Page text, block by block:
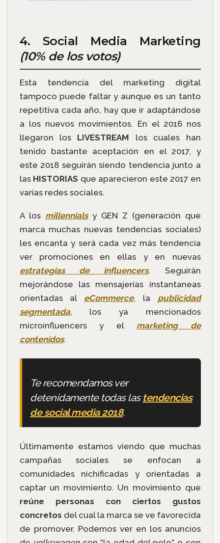
4. Social Media Marketing
(10% de los votos)
Esta tendencia del marketing digital
tampoco puede faltar y aunque es un tanto
repetitiva cada año, hay que ir adaptándose
a los nuevos movimientos. En el 2016 nos
llegaron los LIVESTREAM los cuales han
tenido bastante aceptación en el 2017, y
este 2018 seguirán siendo tendencia junto a
las HISTORIAS que aparecieron este 2017 en
varias redes sociales.
A los millennialsy GEN Z (generación que
marca muchas nuevas tendencias sociales)
les encanta y será cada vez más tendencia
ver promociones en ellas y en nuevas
estrategias de influencers. Seguirán
mejorándose las mensajerías instantaneas
orientadas al eCommerce, la publicidad
segmentada, los ya mencionados
microinfluencers y el marketing de
contenidos.
Te recomendamos ver
detenidamente todas las tendencias
de social media 2018.
Últimamente estamos viendo que muchas
campañas sociales se enfocan a
comunidades nichificadas y orientadas a
captar un movimiento. Un movimiento que
reúne personas con ciertos gustos
concretos del cual la marca se ve favorecida
de promover. Podemos ver en los anuncios